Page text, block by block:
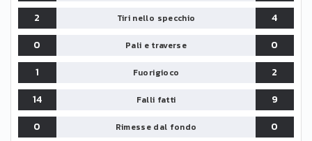
2
Tiri nello specchio
4
0
Pali e traverse
0
1
Fuorigioco
2
14
Falli fatti
9
0
Rimesse dal fondo
0